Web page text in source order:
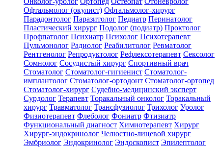
Офтальмолог (окулист) Офтальмолог-хирург
Парадонтолог Паразитолог Педиатр Перинатолог
Пластический хирург Подолог (подиатр) Проктолог
Профпатолог Психиатр Психолог Психотерапевт
Пульмонолог Радиолог Реабилитолог Ревматолог
Рентгенолог Репродуктолог Рефлексотерапевт Сексолог
Сомнолог Сосудистый хирург Спортивный врач
Стоматолог Стоматолог-гигиенист Стоматолог-
имплантолог Стоматолог-ортодонт Стоматолог-ортопед
Стоматолог-хирург Судебно-медицинский эксперт
Сурдолог Терапевт Торакальный онколог Торакальный
хирург Травматолог Трансфузиолог Трихолог Уролог
Физиотерапевт Флеболог Фониатр Фтизиатр
Функциональный диагност Химиотерапевт Хирург
Хирург-эндокринолог Челюстно-лицевой хирург
Эмбриолог Эндокринолог Эндоскопист Эпилептолог